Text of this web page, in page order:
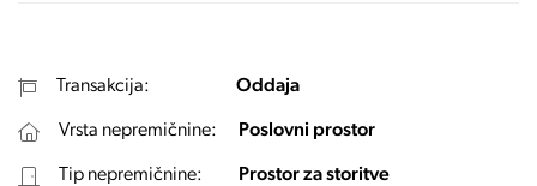
Transakcija: Oddaja
Vrsta nepremičnine: Poslovni prostor
Tip nepremičnine: Prostor za storitve